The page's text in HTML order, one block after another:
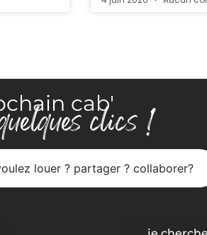
cab'clics !
louer ? partager ? collaborer?